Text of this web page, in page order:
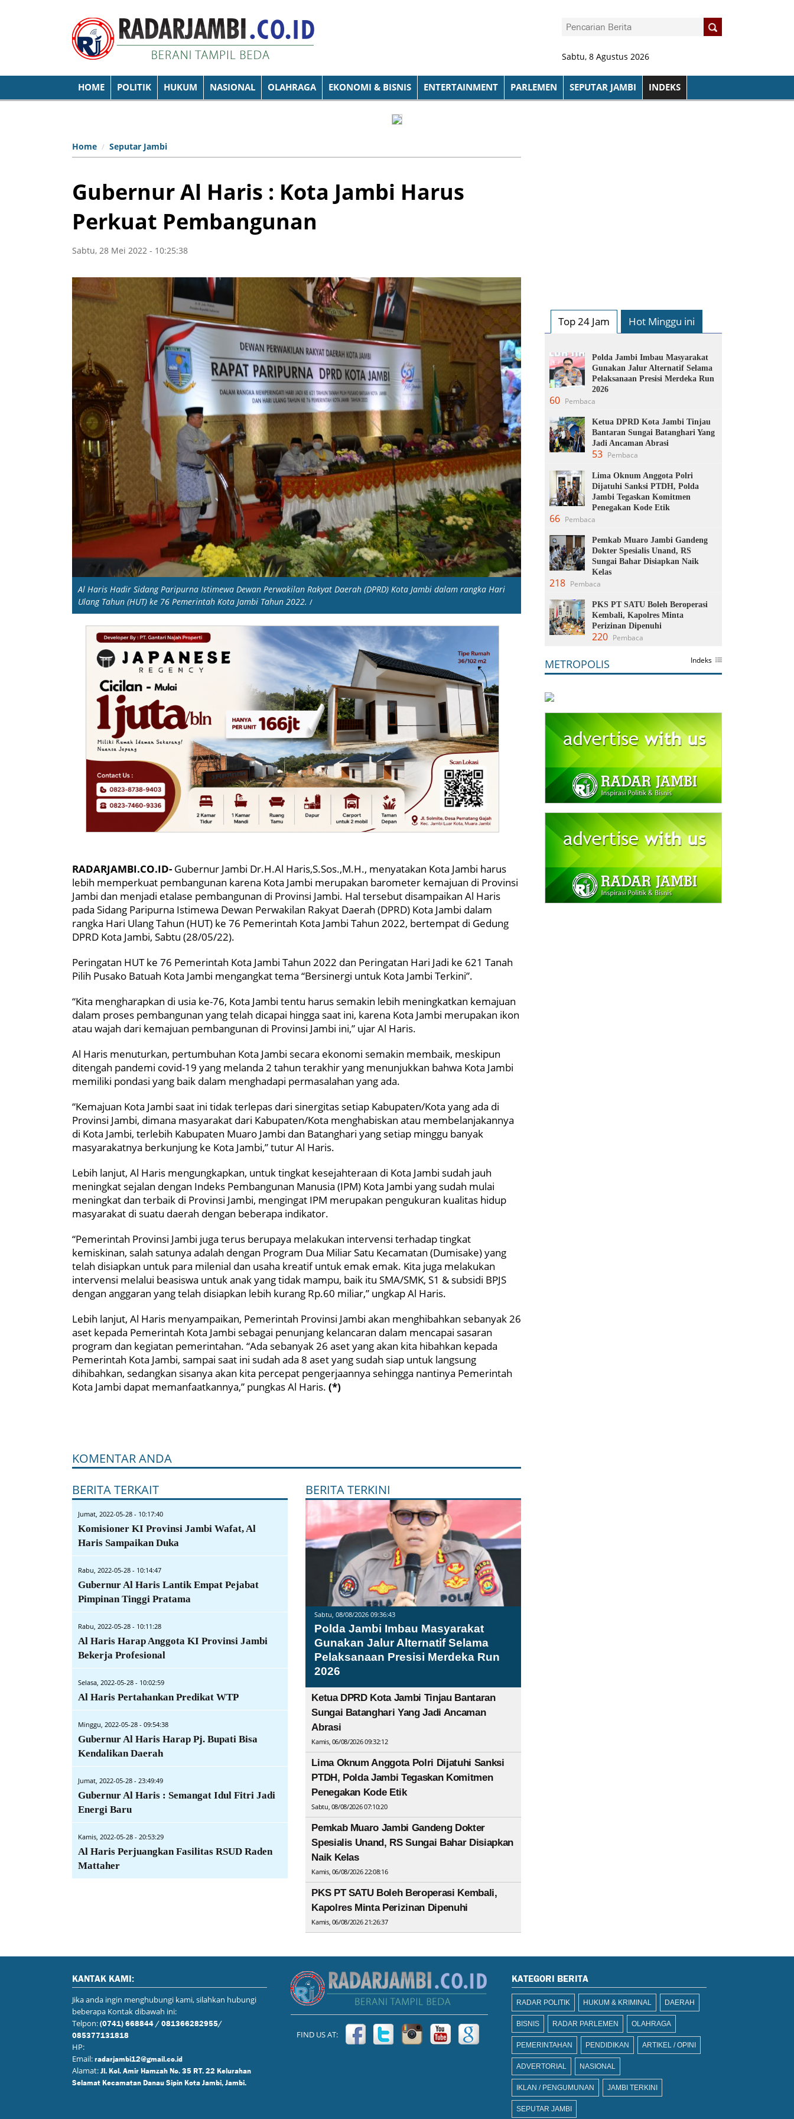
Sabtu, 8 Agustus 2026
HOME POLITIK HUKUM NASIONAL OLAHRAGA EKONOMI & BISNIS ENTERTAINMENT PARLEMEN SEPUTAR JAMBI INDEKS
Home Seputar Jambi
Gubernur Al Haris : Kota Jambi Harus
Perkuat Pembangunan
Sabtu, 28 Mei 2022 - 10:25:38
Al Haris Hadir Sidang Paripurna Istimewa Dewan Perwakilan Rakyat Daerah (DPRD) Kota Jambi dalam rangka Hari
Ulang Tahun (HUT) ke 76 Pemerintah Kota Jambi Tahun 2022. /
RADARJAMBI.CO.ID- Gubernur Jambi Dr.H.Al Haris,S.Sos.,M.H., menyatakan Kota Jambi harus
lebih memperkuat pembangunan karena Kota Jambi merupakan barometer kemajuan di Provinsi
Jambi dan menjadi etalase pembangunan di Provinsi Jambi. Hal tersebut disampaikan Al Haris
pada Sidang Paripurna Istimewa Dewan Perwakilan Rakyat Daerah (DPRD) Kota Jambi dalam
rangka Hari Ulang Tahun (HUT) ke 76 Pemerintah Kota Jambi Tahun 2022, bertempat di Gedung
DPRD Kota Jambi, Sabtu (28/05/22).
Peringatan HUT ke 76 Pemerintah Kota Jambi Tahun 2022 dan Peringatan Hari Jadi ke 621 Tanah
Pilih Pusako Batuah Kota Jambi mengangkat tema “Bersinergi untuk Kota Jambi Terkini”.
“Kita mengharapkan di usia ke-76, Kota Jambi tentu harus semakin lebih meningkatkan kemajuan
dalam proses pembangunan yang telah dicapai hingga saat ini, karena Kota Jambi merupakan ikon
atau wajah dari kemajuan pembangunan di Provinsi Jambi ini,” ujar Al Haris.
Al Haris menuturkan, pertumbuhan Kota Jambi secara ekonomi semakin membaik, meskipun
ditengah pandemi covid-19 yang melanda 2 tahun terakhir yang menunjukkan bahwa Kota Jambi
memiliki pondasi yang baik dalam menghadapi permasalahan yang ada.
“Kemajuan Kota Jambi saat ini tidak terlepas dari sinergitas setiap Kabupaten/Kota yang ada di
Provinsi Jambi, dimana masyarakat dari Kabupaten/Kota menghabiskan atau membelanjakannya
di Kota Jambi, terlebih Kabupaten Muaro Jambi dan Batanghari yang setiap minggu banyak
masyarakatnya berkunjung ke Kota Jambi,” tutur Al Haris.
Lebih lanjut, Al Haris mengungkapkan, untuk tingkat kesejahteraan di Kota Jambi sudah jauh
meningkat sejalan dengan Indeks Pembangunan Manusia (IPM) Kota Jambi yang sudah mulai
meningkat dan terbaik di Provinsi Jambi, mengingat IPM merupakan pengukuran kualitas hidup
masyarakat di suatu daerah dengan beberapa indikator.
“Pemerintah Provinsi Jambi juga terus berupaya melakukan intervensi terhadap tingkat
kemiskinan, salah satunya adalah dengan Program Dua Miliar Satu Kecamatan (Dumisake) yang
telah disiapkan untuk para milenial dan usaha kreatif untuk emak emak. Kita juga melakukan
intervensi melalui beasiswa untuk anak yang tidak mampu, baik itu SMA/SMK, S1 & subsidi BPJS
dengan anggaran yang telah disiapkan lebih kurang Rp.60 miliar,” ungkap Al Haris.
Lebih lanjut, Al Haris menyampaikan, Pemerintah Provinsi Jambi akan menghibahkan sebanyak 26
aset kepada Pemerintah Kota Jambi sebagai penunjang kelancaran dalam mencapai sasaran
program dan kegiatan pemerintahan. “Ada sebanyak 26 aset yang akan kita hibahkan kepada
Pemerintah Kota Jambi, sampai saat ini sudah ada 8 aset yang sudah siap untuk langsung
dihibahkan, sedangkan sisanya akan kita percepat pengerjaannya sehingga nantinya Pemerintah
Kota Jambi dapat memanfaatkannya,” pungkas Al Haris. (*)
KOMENTAR ANDA
BERITA TERKAIT
Jumat, 2022-05-28 - 10:17:40
Komisioner KI Provinsi Jambi Wafat, Al
Haris Sampaikan Duka
Rabu, 2022-05-28 - 10:14:47
Gubernur Al Haris Lantik Empat Pejabat
Pimpinan Tinggi Pratama
Rabu, 2022-05-28 - 10:11:28
Al Haris Harap Anggota KI Provinsi Jambi
Bekerja Profesional
Selasa, 2022-05-28 - 10:02:59
Al Haris Pertahankan Predikat WTP
Minggu, 2022-05-28 - 09:54:38
Gubernur Al Haris Harap Pj. Bupati Bisa
Kendalikan Daerah
Jumat, 2022-05-28 - 23:49:49
Gubernur Al Haris : Semangat Idul Fitri Jadi
Energi Baru
Kamis, 2022-05-28 - 20:53:29
Al Haris Perjuangkan Fasilitas RSUD Raden
Mattaher
BERITA TERKINI
Sabtu, 08/08/2026 09:36:43
Polda Jambi Imbau Masyarakat
Gunakan Jalur Alternatif Selama
Pelaksanaan Presisi Merdeka Run
2026
Ketua DPRD Kota Jambi Tinjau Bantaran
Sungai Batanghari Yang Jadi Ancaman
Abrasi
Kamis, 06/08/2026 09:32:12
Lima Oknum Anggota Polri Dijatuhi Sanksi
PTDH, Polda Jambi Tegaskan Komitmen
Penegakan Kode Etik
Sabtu, 08/08/2026 07:10:20
Pemkab Muaro Jambi Gandeng Dokter
Spesialis Unand, RS Sungai Bahar Disiapkan
Naik Kelas
Kamis, 06/08/2026 22:08:16
PKS PT SATU Boleh Beroperasi Kembali,
Kapolres Minta Perizinan Dipenuhi
Kamis, 06/08/2026 21:26:37
Top 24 Jam Hot Minggu ini
Polda Jambi Imbau Masyarakat
Gunakan Jalur Alternatif Selama
Pelaksanaan Presisi Merdeka Run
2026
60 Pembaca
Ketua DPRD Kota Jambi Tinjau
Bantaran Sungai Batanghari Yang
Jadi Ancaman Abrasi
53 Pembaca
Lima Oknum Anggota Polri
Dijatuhi Sanksi PTDH, Polda
Jambi Tegaskan Komitmen
Penegakan Kode Etik
66 Pembaca
Pemkab Muaro Jambi Gandeng
Dokter Spesialis Unand, RS
Sungai Bahar Disiapkan Naik
Kelas
218 Pembaca
PKS PT SATU Boleh Beroperasi
Kembali, Kapolres Minta
Perizinan Dipenuhi
220 Pembaca
METROPOLIS Indeks
KANTAK KAMI:
Jika anda ingin menghubungi kami, silahkan hubungi
beberapa Kontak dibawah ini:
Telpon: (0741) 668844 / 081366282955/
085377131818
HP:
Email: radarjambi12@gmail.co.id
Alamat: Jl. Kol. Amir Hamzah No. 35 RT. 22 Kelurahan
Selamat Kecamatan Danau Sipin Kota Jambi, Jambi.
FIND US AT:
KATEGORI BERITA
RADAR POLITIK HUKUM & KRIMINAL DAERAH
BISNIS RADAR PARLEMEN OLAHRAGA
PEMERINTAHAN PENDIDIKAN ARTIKEL / OPINI
ADVERTORIAL NASIONAL
IKLAN / PENGUMUNAN JAMBI TERKINI
SEPUTAR JAMBI